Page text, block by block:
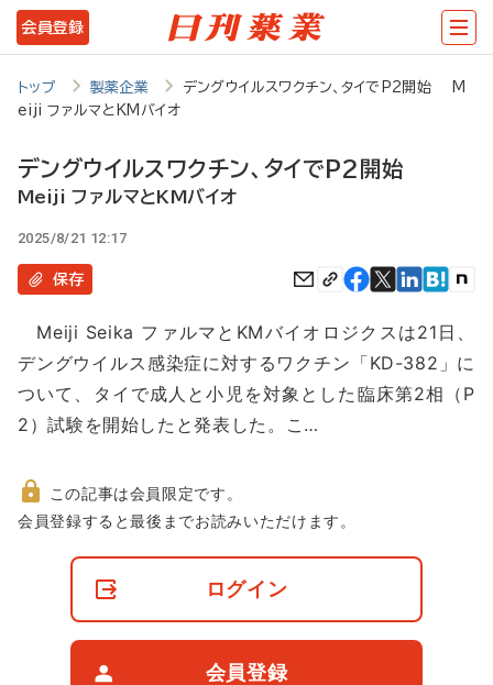
メ
イ
テ
ツ
に
動
会員登録
トップ 製薬企業
デングウイルスワクチン、タイでP2開始 M
eiji ファルマとKMバイオ
デングウイルスワクチン、タイでP2開始
Meiji ファルマとKMバイオ
2025/8/21 12:17
保存
Meiji Seika ファルマとKMバイオロジクスは21日、
デングウイルス感染症に対するワクチン「KD-382」に
ついて、タイで成人と小児を対象とした臨床第2相（P
2）試験を開始したと発表した。こ…
非
この記事は会員限定です。
会員登録すると最後までお読みいただけます。
ログイン
会員登録